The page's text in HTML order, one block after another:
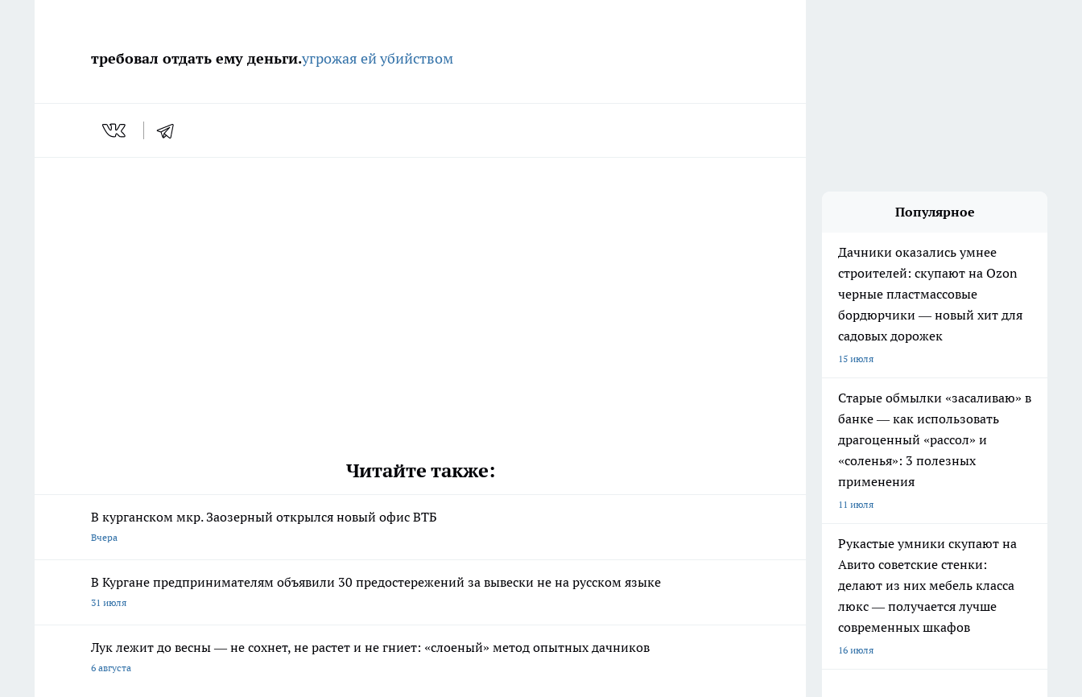
требовал отдать ему деньги.угрожая ей убийством
Читайте также:
В курганском мкр. Заозерный открылся новый офис ВТБ
Вчера
В Кургане предпринимателям объявили 30 предостережений за вывески не на русском языке
31 июля
Лук лежит до весны — не сохнет, не растет и не гниет: «слоеный» метод опытных дачников
6 августа
Популярное
Дачники оказались умнее
строителей: скупают на Ozon
черные пластмассовые
бордюрчики — новый хит для
садовых дорожек
15 июля
Старые обмылки «засаливаю» в
банке — как использовать
драгоценный «рассол» и
«соленья»: 3 полезных
применения
11 июля
Рукастые умники скупают на
Авито советские стенки:
делают из них мебель класса
люкс — получается лучше
современных шкафов
16 июля